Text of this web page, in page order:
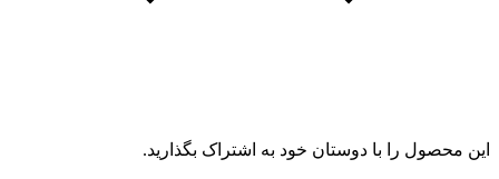
این محصول را با دوستان خود به اشتراک بگذارید.